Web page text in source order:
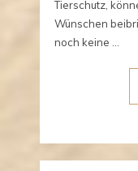
Tierschutz,
Wünschen
noch keine ...